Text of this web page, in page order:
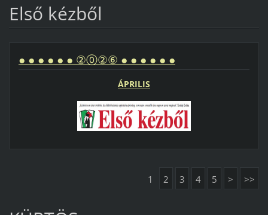
Első kézből
● ● ● ● ● ● ②⓪②⑥ ● ● ● ● ● ●
ÁPRILIS
1 2 3 4 5 > >>